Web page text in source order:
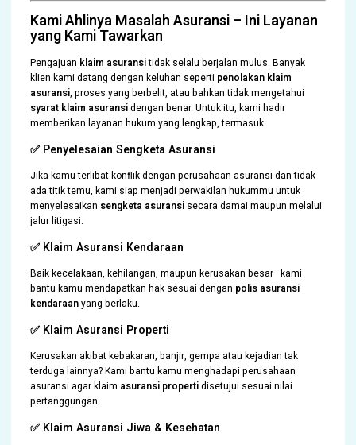
Kami Ahlinya Masalah Asuransi – Ini Layanan
yang Kami Tawarkan
Pengajuan klaim asuransitidak selalu berjalan mulus. Banyak
klien kami datang dengan keluhan seperti penolakan klaim
asuransi, proses yang berbelit, atau bahkan tidak mengetahui
syarat klaim asuransidengan benar. Untuk itu, kami hadir
memberikan layanan hukum yang lengkap, termasuk:
✅ Penyelesaian Sengketa Asuransi
Jika kamu terlibat konflik dengan perusahaan asuransi dan tidak
ada titik temu, kami siap menjadi perwakilan hukummu untuk
menyelesaikan sengketa asuransi secara damai maupun melalui
jalur litigasi.
✅ Klaim Asuransi Kendaraan
Baik kecelakaan, kehilangan, maupun kerusakan besar—kami
bantu kamu mendapatkan hak sesuai dengan polis asuransi
kendaraanyang berlaku.
✅ Klaim Asuransi Properti
Kerusakan akibat kebakaran, banjir, gempa atau kejadian tak
terduga lainnya? Kami bantu kamu menghadapi perusahaan
asuransi agar klaim asuransi propertidisetujui sesuai nilai
pertanggungan.
✅ Klaim Asuransi Jiwa & Kesehatan